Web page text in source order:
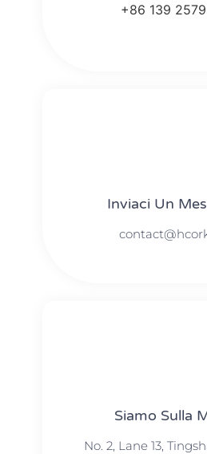
+86 139
Inviaci Un
Siamo Sulla
No. 2, Lane 13,